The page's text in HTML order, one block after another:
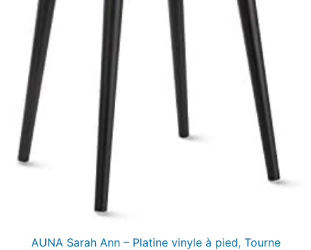
AUNA Sarah Ann – Platine vinyle à pied, Tourne